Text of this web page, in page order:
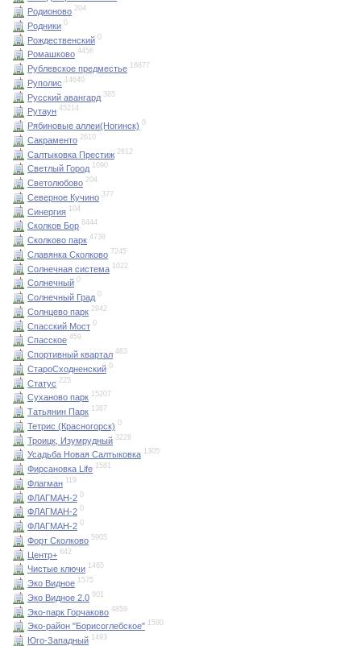
Родионово 204
Родники 0
Рождественский 0
Ромашково 4456
Рублевское предместье 16877
Руполис 14640
Русский авангард 385
Рутаун 45214
Рябиновые аллеи(Ногинск) 0
Сакраменто 2610
Салтыковка Престиж 2612
Светлый Город 1090
Светолюбово 204
Северное Кучино 377
Синергия 104
Сколков Бор 8444
Сколково парк 4738
Славянка Сколково 7245
Солнечная система 1022
Солнечный 0
Солнечный Град 0
Солнцево парк 2942
Спасский Мост 0
Спасское 459
Спортивный квартал 483
СтароСходненский 0
Статус 225
Суханово парк 15207
Татьянин Парк 1387
Тетрис (Красногорск) 0
Троицк, Изумрудный 3228
Усадьба Новая Салтыковка 1305
Фирсановка Life 1581
Флагман 119
ФЛАГМАН-2 0
ФЛАГМАН-2 0
ФЛАГМАН-2 0
Форт Сколково 5905
Центр+ 642
Чистые ключи 1465
Эко Видное 1575
Эко Видное 2.0 901
Эко-парк Горчаково 4859
Эко-район "Борисоглебское" 1590
Юго-Западный 1493